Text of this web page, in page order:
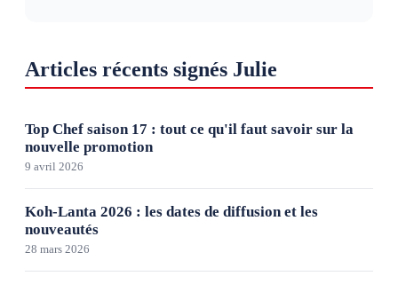
Articles récents signés Julie
Top Chef saison 17 : tout ce qu'il faut savoir sur la
nouvelle promotion
9 avril 2026
Koh-Lanta 2026 : les dates de diffusion et les
nouveautés
28 mars 2026